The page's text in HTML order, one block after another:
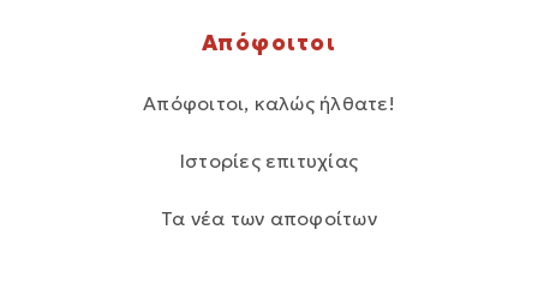
Απόφοιτοι
Απόφοιτοι, καλώς ήλθατε!
Ιστορίες επιτυχίας
Τα νέα των αποφοίτων